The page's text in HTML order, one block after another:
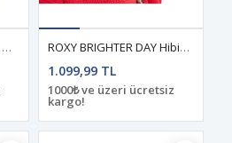
ROXY BRIGHTER DAY Oil Green - Solid KADIN ŞAPKA ROXY BRIGHTER DAY Hibiscus - Solid KADIN ŞAPKA
1.099,99 TL
1000₺ ve üzeri ücretsiz
kargo!